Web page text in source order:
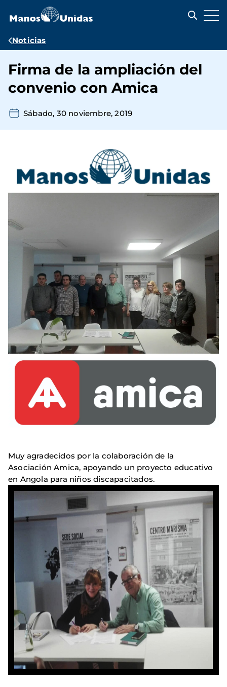
contenido
Ruta
navegación
Noticias
Firma de la ampliación del
convenio con Amica
Sábado, 30 noviembre, 2019
Muy agradecidos por la colaboración de la
Asociación Amica, apoyando un proyecto educativo
en Angola para niños discapacitados.